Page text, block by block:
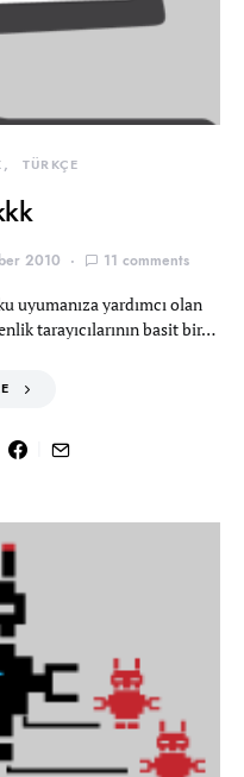
TÜRKÇE
2010 11 comments
uyumanıza yardımcı olan
tarayıcılarının basit bir…